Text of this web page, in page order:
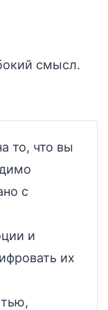
смысл.
то, что вы
с
и
их